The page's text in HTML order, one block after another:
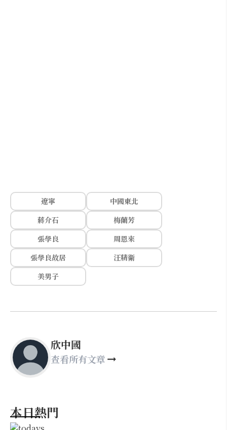
遼寧
中國東北
蔣介石
梅蘭芳
張學良
周恩來
張學良故居
汪精衛
美男子
欣中國
查看所有文章
本日熱門